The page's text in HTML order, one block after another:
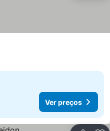
Ver preços